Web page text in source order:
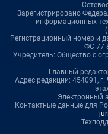
Зарегистрировано
информационных
Регистрационный номер и
ФС 77-
Учредитель: Общество с
Главный
Адрес редакции: 454091, г.
Электронный
Контактные данные для